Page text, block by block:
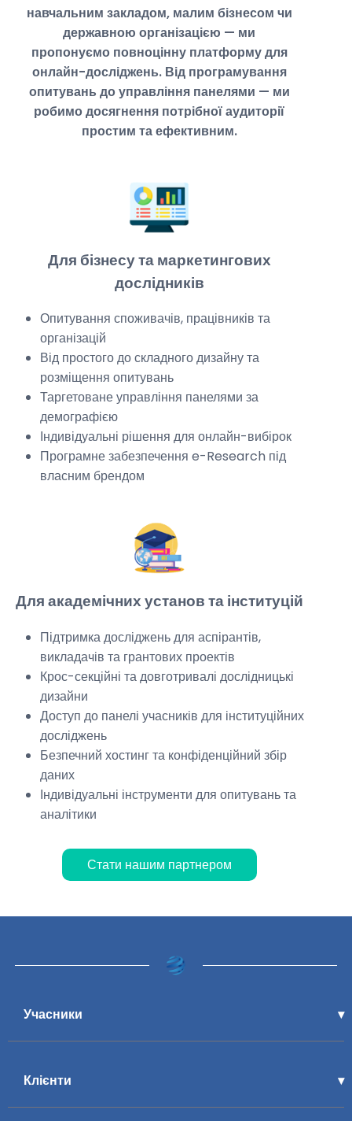
навчальним закладом, малим бізнесом чи
державною організацією — ми
пропонуємо повноцінну платформу для
онлайн-досліджень. Від програмування
опитувань до управління панелями — ми
робимо досягнення потрібної аудиторії
простим та ефективним.
Для бізнесу та маркетингових
дослідників
Опитування споживачів, працівників та
організацій
Від простого до складного дизайну та
розміщення опитувань
Таргетоване управління панелями за
демографією
Індивідуальні рішення для онлайн-вибірок
Програмне забезпечення e-Research під
власним брендом
Для академічних установ та інституцій
Підтримка досліджень для аспірантів,
викладачів та грантових проектів
Крос-секційні та довготривалі дослідницькі
дизайни
Доступ до панелі учасників для інституційних
досліджень
Безпечний хостинг та конфіденційний збір
даних
Індивідуальні інструменти для опитувань та
аналітики
Стати нашим партнером
Учасники
Клієнти